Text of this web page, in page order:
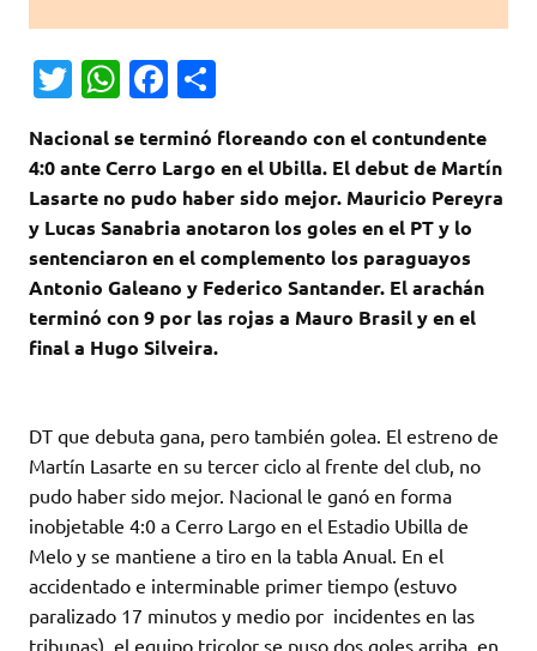
T
it
te
r
W
at
s
A
p
p
Fa
e
b
o
o
k
m
p
ar
ti
r
Nacional se terminó floreando con el contundente
4:0 ante Cerro Largo en el Ubilla. El debut de Martín
Lasarte no pudo haber sido mejor. Mauricio Pereyra
y Lucas Sanabria anotaron los goles en el PT y lo
sentenciaron en el complemento los paraguayos
Antonio Galeano y Federico Santander. El arachán
terminó con 9 por las rojas a Mauro Brasil y en el
final a Hugo Silveira.
DT que debuta gana, pero también golea. El estreno de
Martín Lasarte en su tercer ciclo al frente del club, no
pudo haber sido mejor. Nacional le ganó en forma
inobjetable 4:0 a Cerro Largo en el Estadio Ubilla de
Melo y se mantiene a tiro en la tabla Anual. En el
accidentado e interminable primer tiempo (estuvo
paralizado 17 minutos y medio por incidentes en las
tribunas), el equipo tricolor se puso dos goles arriba en